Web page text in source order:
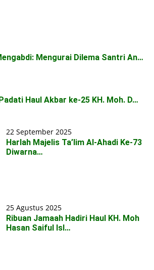
Mengurai Dilema Santri An…
Haul Akbar ke-25 KH. Moh. D…
22 September 2025
Harlah Majelis Ta’lim Al-Ahadi Ke-73
Diwarna…
25 Agustus 2025
Ribuan Jamaah Hadiri Haul KH. Moh
Hasan Saiful Isl…